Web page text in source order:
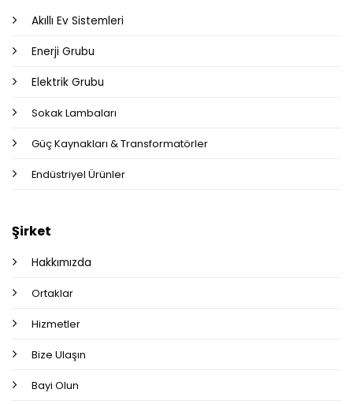
Akıllı Ev Sistemleri
Enerji Grubu
Elektrik Grubu
Sokak Lambaları
Güç Kaynakları & Transformatörler
Endüstriyel Ürünler
Şirket
Hakkımızda
Ortaklar
Hizmetler
Bize Ulaşın
Bayi Olun